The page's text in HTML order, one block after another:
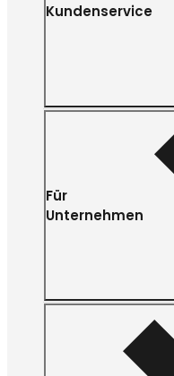
Kundenservice
Für
Unternehmen